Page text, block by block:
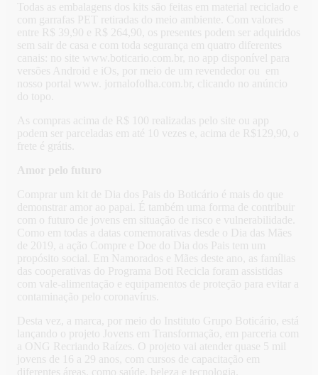
Todas as embalagens dos kits são feitas em material reciclado e
com garrafas PET retiradas do meio ambiente. Com valores
entre R$ 39,90 e R$ 264,90, os presentes podem ser adquiridos
sem sair de casa e com toda segurança em quatro diferentes
canais: no site www.boticario.com.br, no app disponível para
versões Android e iOs, por meio de um revendedor ou em
nosso portal www. jornalofolha.com.br, clicando no anúncio
do topo.
As compras acima de R$ 100 realizadas pelo site ou app
podem ser parceladas em até 10 vezes e, acima de R$129,90, o
frete é grátis.
Amor pelo futuro
Comprar um kit de Dia dos Pais do Boticário é mais do que
demonstrar amor ao papai. É também uma forma de contribuir
com o futuro de jovens em situação de risco e vulnerabilidade.
Como em todas a datas comemorativas desde o Dia das Mães
de 2019, a ação Compre e Doe do Dia dos Pais tem um
propósito social. Em Namorados e Mães deste ano, as famílias
das cooperativas do Programa Boti Recicla foram assistidas
com vale-alimentação e equipamentos de proteção para evitar a
contaminação pelo coronavírus.
Desta vez, a marca, por meio do Instituto Grupo Boticário, está
lançando o projeto Jovens em Transformação, em parceria com
a ONG Recriando Raízes. O projeto vai atender quase 5 mil
jovens de 16 a 29 anos, com cursos de capacitação em
diferentes áreas, como saúde, beleza e tecnologia.